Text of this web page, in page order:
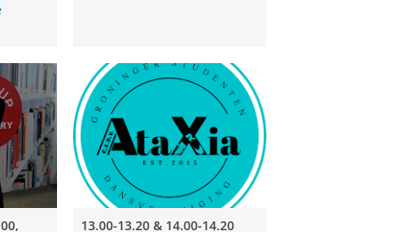
Dansvereniging AtaXia
Quartet (studenten van het
op. 13 en Mozarts
Studentenvereniging
13.00-13.20 & 14.00-14.20